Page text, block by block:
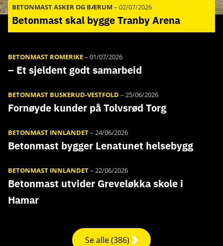
BETONMAST ASKER OG BÆRUM – 02/07/2026
Betonmast skal bygge Tranby Arena
BETONMAST ROMERIKE– 01/07/2026
– Et sjeldent godt samarbeid
BETONMAST BUSKERUD-VESTFOLD – 25/06/2026
Fornøyde kunder på Tolvsrød Torg
BETONMAST INNLANDET– 24/06/2026
Betonmast bygger Lenatunet helsebygg
BETONMAST INNLANDET– 22/06/2026
Betonmast utvider Greveløkka skole i
Hamar
Se alle (386)